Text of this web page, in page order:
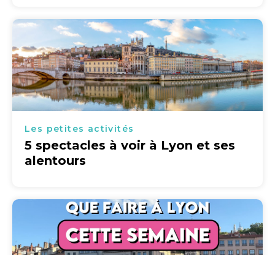
Les petites activités
5 spectacles à voir à Lyon et ses
alentours